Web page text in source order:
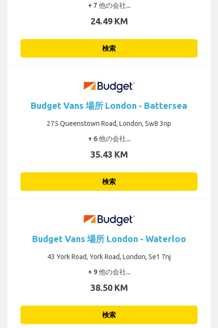
+ 7 他の会社...
24.49 KM
検索
Budget Vans 場所 London - Battersea
275 Queenstown Road, London, Sw8 3np
+ 6 他の会社...
35.43 KM
検索
Budget Vans 場所 London - Waterloo
43 York Road, York Road, London, Se1 7nj
+ 9 他の会社...
38.50 KM
検索